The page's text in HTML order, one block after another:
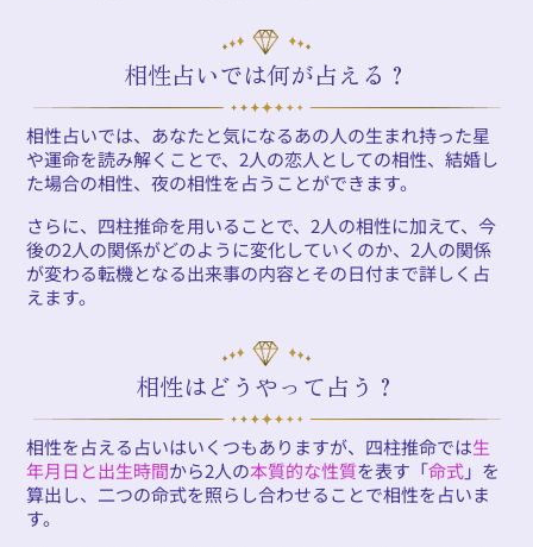
相性占いでは何が占える？
相性占いでは、あなたと気になるあの人の生まれ持った星
や運命を読み解くことで、2人の恋人としての相性、結婚し
た場合の相性、夜の相性を占うことができます。
さらに、四柱推命を用いることで、2人の相性に加えて、今
後の2人の関係がどのように変化していくのか、2人の関係
が変わる転機となる出来事の内容とその日付まで詳しく占
えます。
相性はどうやって占う？
相性を占える占いはいくつもありますが、四柱推命では生
年月日と出生時間から2人の本質的な性質を表す「命式」を
算出し、二つの命式を照らし合わせることで相性を占いま
す。